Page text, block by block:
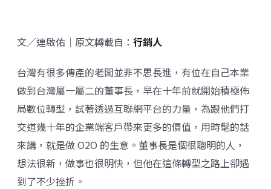
文／連啟佑｜原文轉載自： 行銷人
台灣有很多傳產的老闆並非不思長進，有位在自己本業
做到台灣屬一屬二的董事長，早在十年前就開始積極佈
局數位轉型，試著透過互聯網平台的力量，為跟他們打
交道幾十年的企業端客戶帶來更多的價值，用時髦的話
來講，就是做 O2O 的生意。董事長是個很聰明的人，
想法很新，做事也很明快，但他在這條轉型之路上卻遇
到了不少挫折。